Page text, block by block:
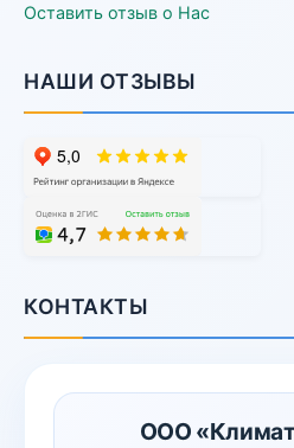
Оставить отзыв о Нас
НАШИ ОТЗЫВЫ
КОНТАКТЫ
ООО